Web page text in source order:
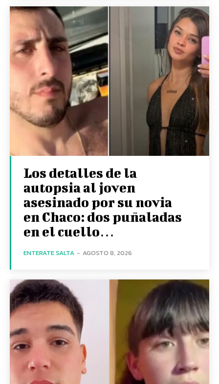
Los detalles de la
autopsia al joven
asesinado por su novia
en Chaco: dos puñaladas
en el cuello…
ENTERATE SALTA - AGOSTO 8, 2026